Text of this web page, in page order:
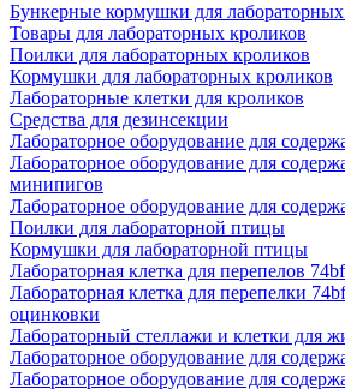
Бункерные кормушки для
Товары для лабораторных кроликов
Поилки для лабораторных кроликов
Кормушки для лабораторных кроликов
Лабораторные клетки для кроликов
Средства для дезинсекции
Лабораторное оборудование для
Лабораторное оборудование для
минипигов
Лабораторное оборудование для
Поилки для лабораторной птицы
Кормушки для лабораторной птицы
Лабораторная клетка для перепелов
Лабораторная клетка для перепелки
оцинковки
Лабораторный стеллажи и клетки для
Лабораторное оборудование для
Лабораторное оборудование для